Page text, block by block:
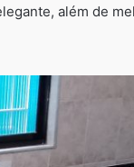
além de